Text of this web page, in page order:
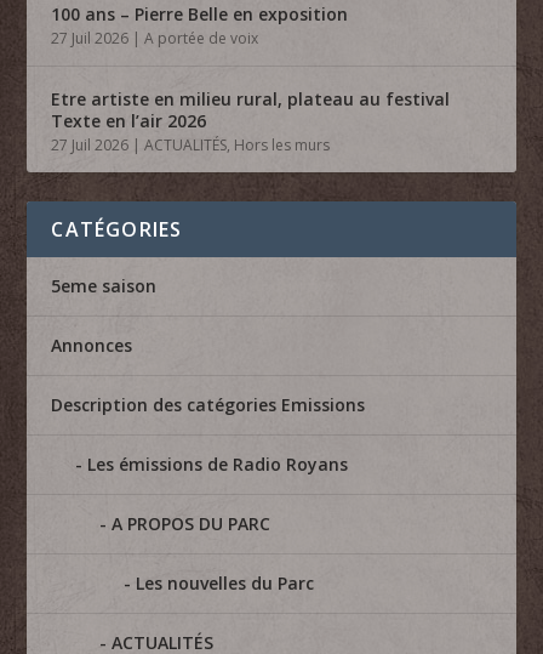
100 ans – Pierre Belle en exposition
27 Juil 2026 |A portée de voix
Etre artiste en milieu rural, plateau au festival
Texte en l’air 2026
27 Juil 2026 |ACTUALITÉS, Hors les murs
CATÉGORIES
5eme saison
Annonces
Description des catégories Emissions
Les émissions de Radio Royans
A PROPOS DU PARC
Les nouvelles du Parc
ACTUALITÉS